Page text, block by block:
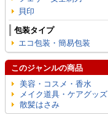
貝印
包装タイプ
エコ包装・簡易包装
このジャンルの商品
美容・コスメ・香水
メイク道具・ケアグッズ
散髪はさみ